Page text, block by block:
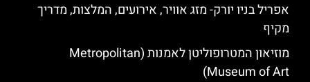
אפריל בניו יורק- מזג אוויר, אירועים, המלצות, מדריך
מקיף
מוזיאון המטרופוליטן לאמנות (Metropolitan
Museum of Art)